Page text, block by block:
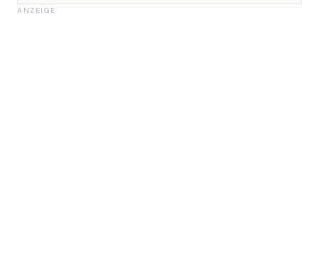
ANZEIGE